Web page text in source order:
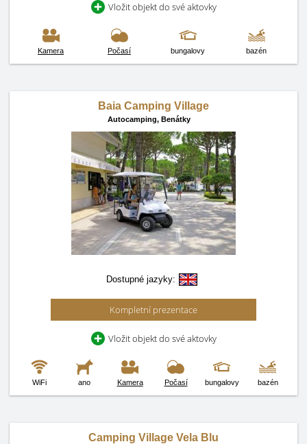
Vložit objekt do své aktovky
Kamera Počasí bungalovy bazén
Baia Camping Village
Autocamping, Benátky
Dostupné jazyky:
Kompletní prezentace
Vložit objekt do své aktovky
WiFi ano Kamera Počasí bungalovy bazén
Camping Village Vela Blu